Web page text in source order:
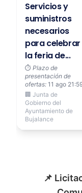
Servicios y
suministros
necesarios
para celebrar
la feria de...
⏱️ Plazo de
presentación de
ofertas: 11 ago
🏢 Junta de
Gobierno del
Ayuntamiento de
Bujalance
📌